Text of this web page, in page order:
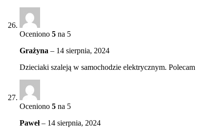
Oceniono 5 na 5
Grażyna – 14 sierpnia, 2024
Dzieciaki szaleją w samochodzie elektrycznym. Polecam
Oceniono 5 na 5
Paweł– 14 sierpnia, 2024